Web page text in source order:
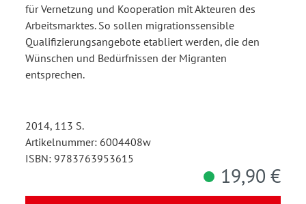
für Vernetzung und Kooperation mit Akteuren des
Arbeitsmarktes. So sollen migrationssensible
Qualifizierungsangebote etabliert werden, die den
Wünschen und Bedürfnissen der Migranten
entsprechen.
2014, 113 S.
Artikelnummer: 6004408w
ISBN: 9783763953615
19,90 €